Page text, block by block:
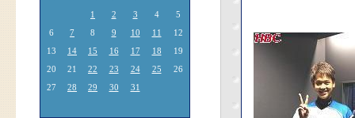
1 2 3 4
5
6
7 8 9 10 11
12
13
14 15 16 17 18
19
20
21 22 23 24 25
26
27
28 29 30 31